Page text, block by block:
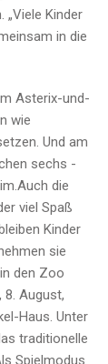
„Viele Kinder
in die
Asterix-und-
wie
Und am
sechs -
die
viel Spaß
Kinder
sie
den Zoo
8. August,
Haus. Unter
traditionelle
Spielmodus